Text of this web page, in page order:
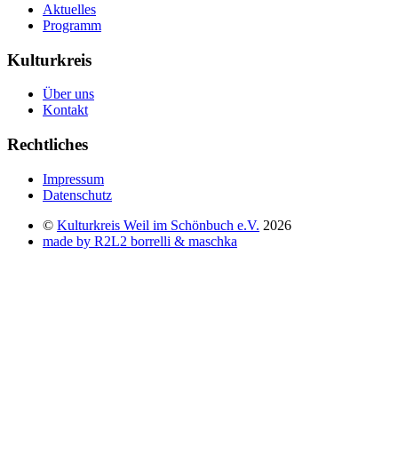
Aktuelles
Programm
Kulturkreis
Über uns
Kontakt
Rechtliches
Impressum
Datenschutz
© Kulturkreis Weil im Schönbuch e.V. 2026
made by R2L2 borrelli & maschka